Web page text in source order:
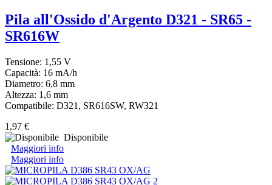
Pila all'Ossido d'Argento D321 - SR65 -
SR616W
Tensione: 1,55 V
Capacità: 16 mA/h
Diametro: 6,8 mm
Altezza: 1,6 mm
Compatibile: D321, SR616SW, RW321
1,97 €
Disponibile
Maggiori info
Maggiori info